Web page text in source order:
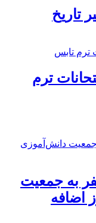
تاریخ
ترم
هزار نفر به جمعیت
اضافه